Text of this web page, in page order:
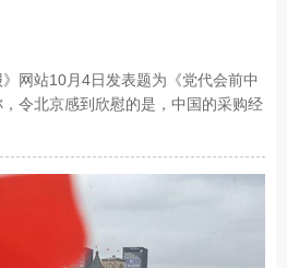
站10月4日发表题为《党代会前中
令北京感到欣慰的是，中国的采购经